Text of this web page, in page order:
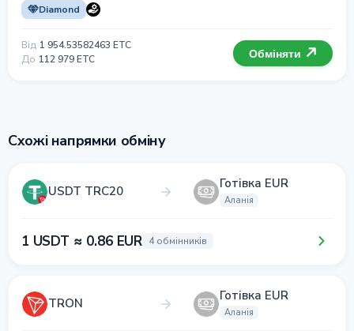
Diamond
Від 1 954.53582463 ETC
До 112 979 ETC Обміняти
Схожі напрямки обміну
USDT TRC20 Готівка EUR
Аланія
1 USDT ≈ 0.86 EUR 4 обмінників
TRON Готівка EUR
Аланія